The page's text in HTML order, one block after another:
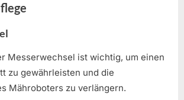
Messerwechsel ist wichtig, um einen
zu gewährleisten und die
Mähroboters zu verlängern.